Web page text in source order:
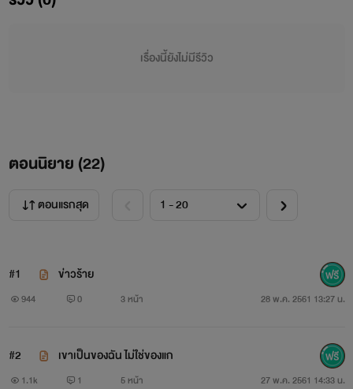
เขาเป็นคนลูกครึ่งอเมริกา-ไทย ,นิสัยใจคอเป็นคนอารมณ์
" เขาเป็นแฟนเก่าที่แซ่บที่สุดในโลก"
ส่วนสูง 170ซม. น้ำหนัก 49 ,หน้าตาดี ปากนิดจมูกหน่อย
เรื่องนี้ยังไม่มีรีวิว
ตอนนิยาย (22)
ตอนแรกสุด
#1 ข่าวร้าย
944 0 3 หน้า 28 พ.ค. 2561 13:27 น.
#2 เขาเป็นของฉัน ไม่ใช่ของแก
1.1k 1 5 หน้า 27 พ.ค. 2561 14:33 น.